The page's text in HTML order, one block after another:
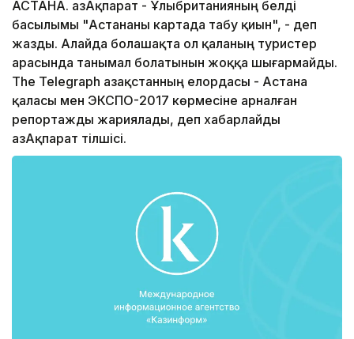
АСТАНА. ҚазАқпарат - Ұлыбританияның белді
басылымы "Астананы картада табу қиын", - деп
жазды. Алайда болашақта ол қаланың туристер
арасында танымал болатынын жоққа шығармайды.
The Telegraph Қазақстанның елордасы - Астана
қаласы мен ЭКСПО-2017 көрмесіне арналған
репортажды жариялады, деп xабарлайды
ҚазАқпарат тілшісі.